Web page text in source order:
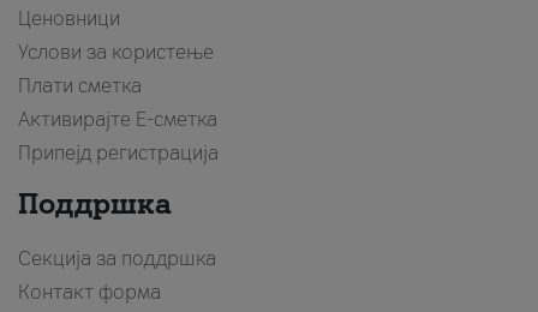
Ценовници
Услови за користење
Плати сметка
Активирајте Е-сметка
Припејд регистрација
Поддршка
Секција за поддршка
Контакт форма